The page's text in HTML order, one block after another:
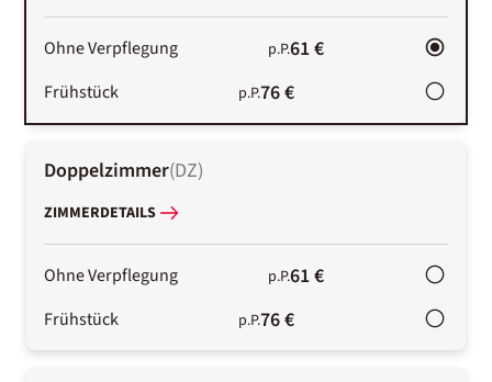
Ohne Verpflegung p.P.61 €
Frühstück p.P.76 €
Doppelzimmer(DZ)
ZIMMERDETAILS
Ohne Verpflegung p.P.61 €
Frühstück p.P.76 €